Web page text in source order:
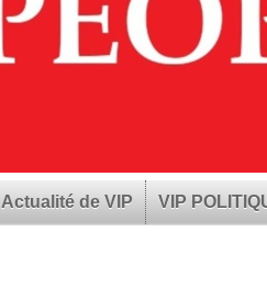
Actualité de VIP VIP